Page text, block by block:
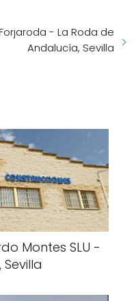
- La Roda de
Andalucía, Sevilla
Montes SLU -